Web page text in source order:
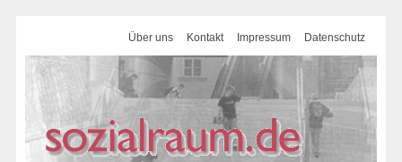
Über uns Kontakt Impressum Datenschutz